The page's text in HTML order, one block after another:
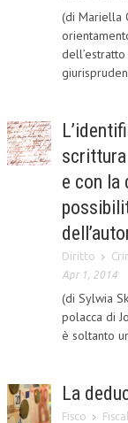
MARKETING
TREASURY IN
RISK
PERSONA E
L’UMANISTA
DIRITTO
DIRITTO DEL
DIRITTO DEL
DIRITTO
SICUREZZA
(di Mariella
e con la
Diritto
Apr 1, 2014
(di Sylwia
polacca di
è soltanto
La
Fisco